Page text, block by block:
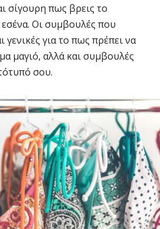
σίγουρη πως βρεις το
εσένα. Οι συμβουλές που
γενικές για το πως πρέπει να
μαγιό, αλλά και συμβουλές
σου.